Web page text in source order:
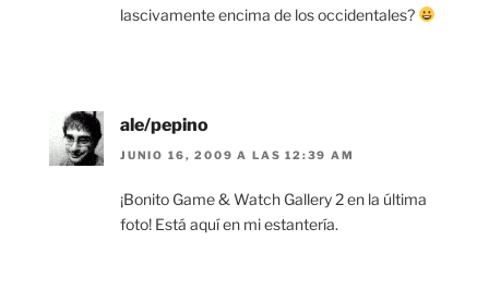
lascivamente encima de los occidentales?
ale/pepino
JUNIO 16, 2009 A LAS 12:39 AM
¡Bonito Game & Watch Gallery 2 en la última
foto! Está aquí en mi estantería.